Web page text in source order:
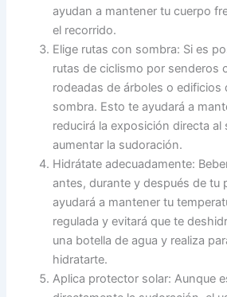
ayudan a mantener tu cuerpo
el recorrido.
Elige rutas con sombra: Si es
rutas de ciclismo por senderos
rodeadas de árboles o edificios
sombra. Esto te ayudará a
reducirá la exposición directa al
aumentar la sudoración.
Hidrátate adecuadamente:
antes, durante y después de tu
ayudará a mantener tu
regulada y evitará que te
una botella de agua y realiza
hidratarte.
Aplica protector solar: Aunque